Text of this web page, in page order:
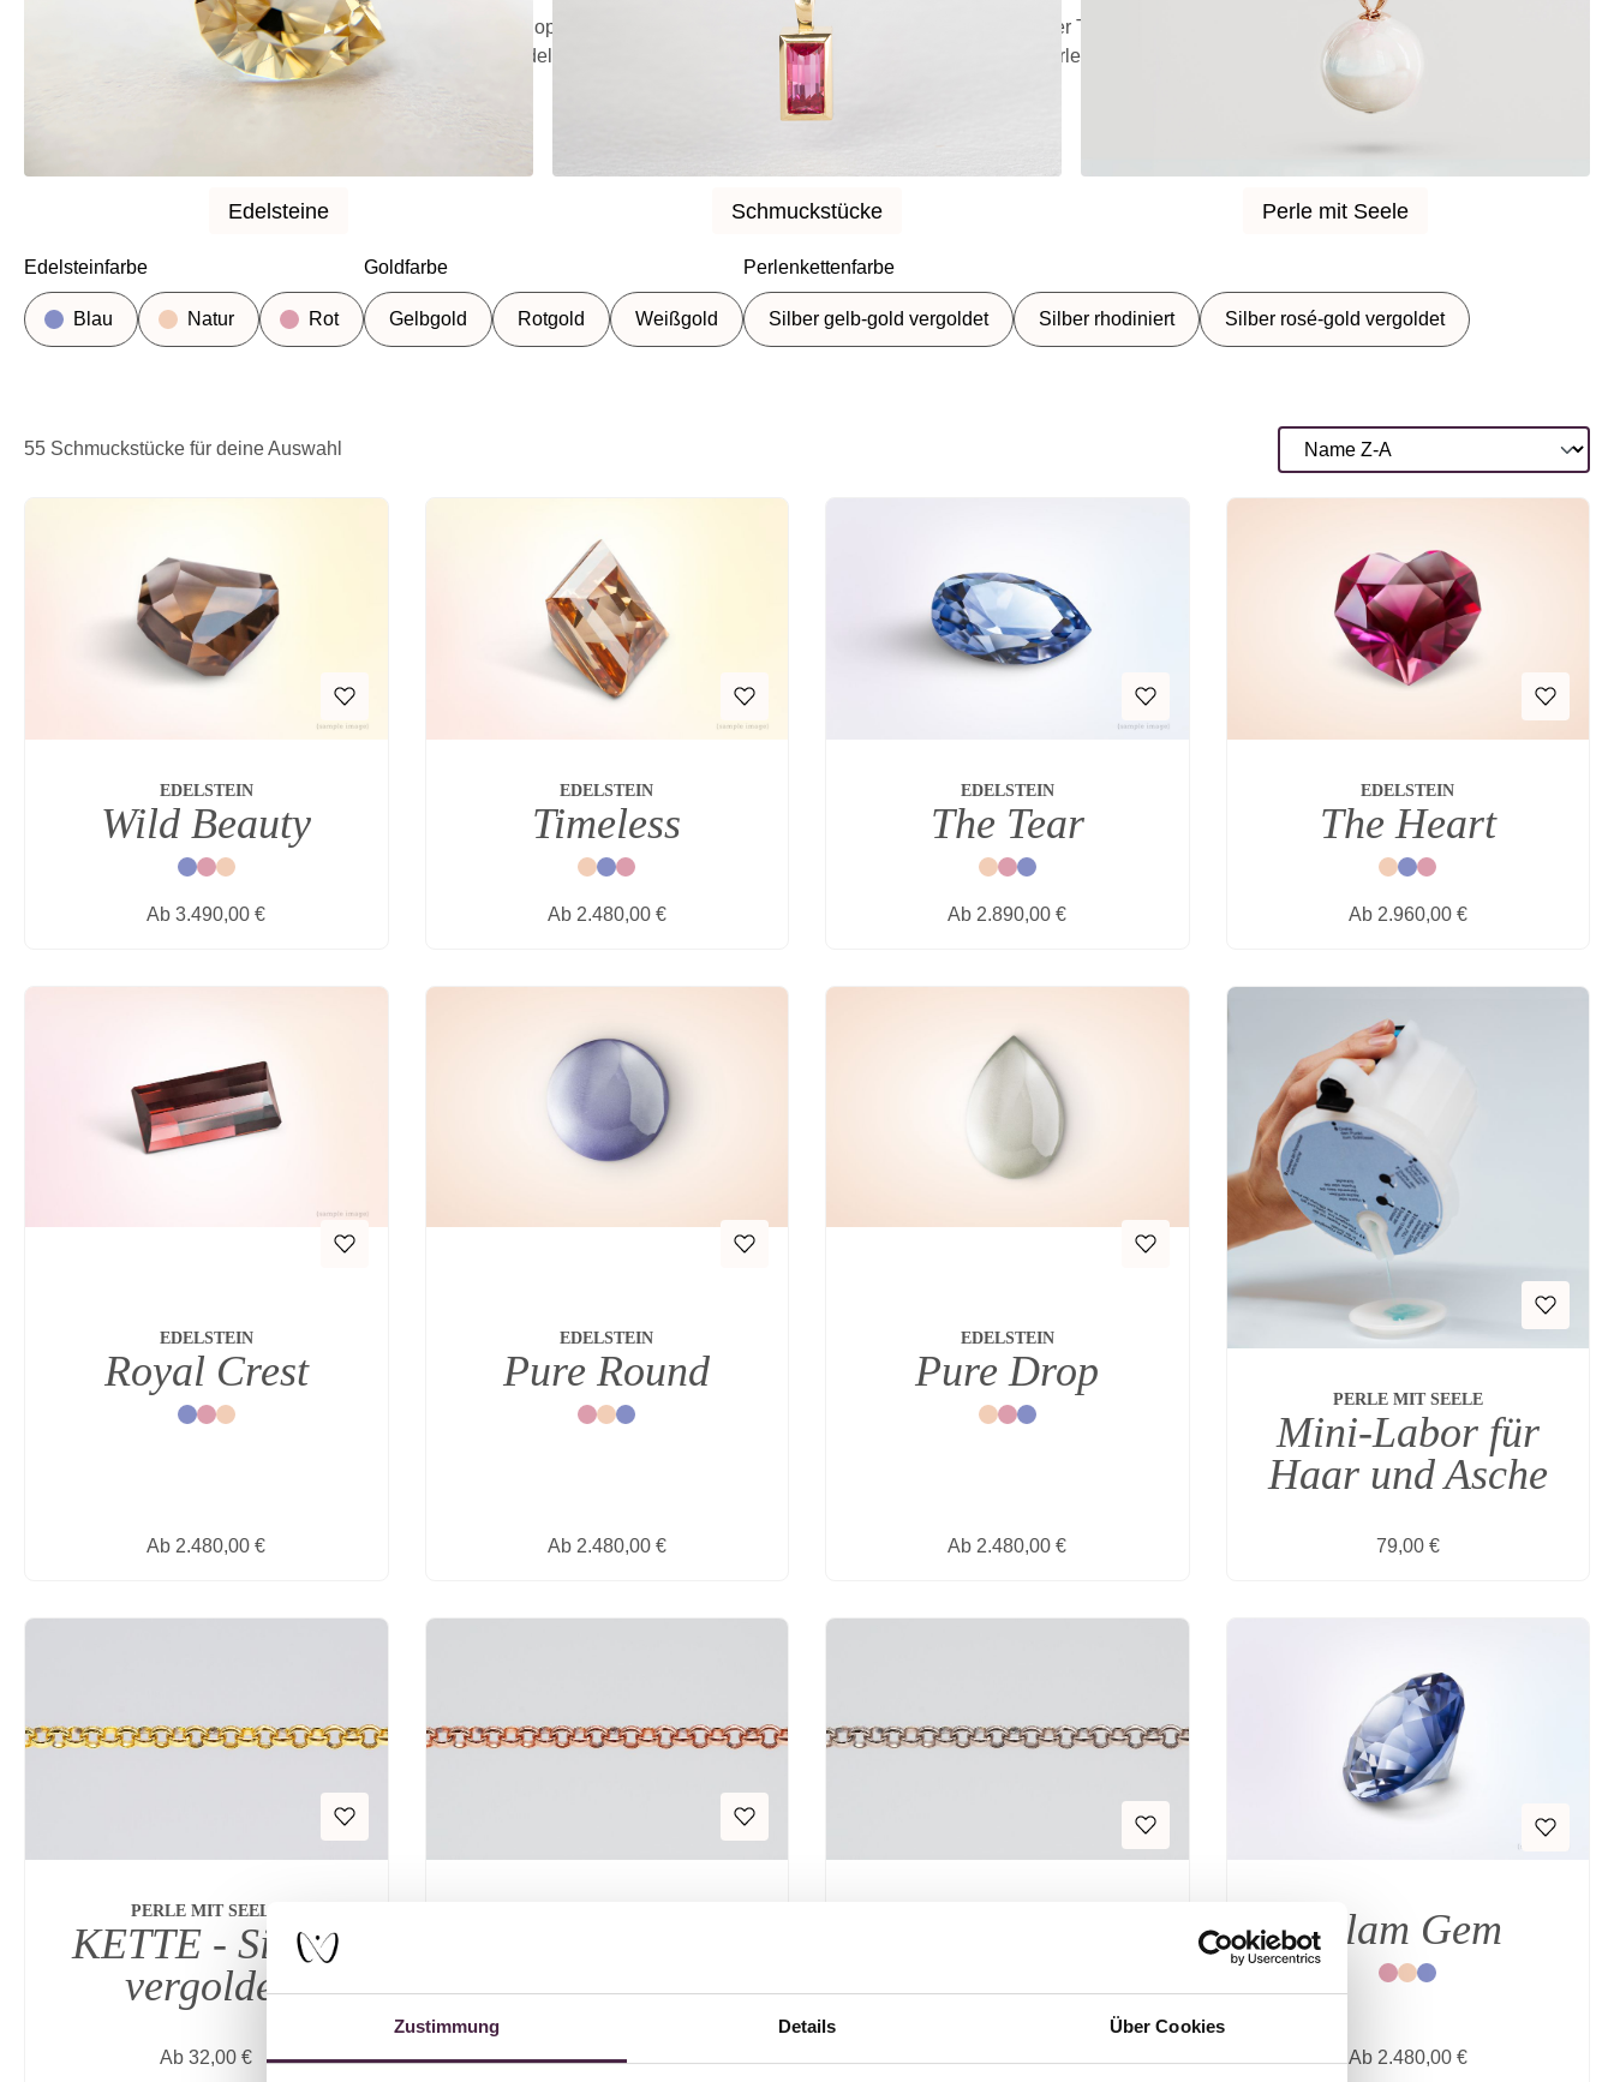
Zustimmung Details Über Cookies
Im offiziellen MEVISTO Online-Shop entsteht aus den Elementen eines geliebten Menschen oder Tieres ein persönliches Andenken.
Dafür gibt es drei Wege: den Edelstein, den Edelstein im Schmuckstück gefasst – oder die Perle mit Seele zum Selbstgestalten.
Darunter findest Du alle Produkte im Überblick:
Edelsteine Schmuckstücke Perle mit Seele
Edelsteinfarbe
Blau Natur Rot
Goldfarbe
Gelbgold Rotgold Weißgold
Perlenkettenfarbe
Silber gelb-gold vergoldet Silber rhodiniert Silber rosé-gold vergoldet
55 Schmuckstücke für deine Auswahl
EDELSTEIN
Wild Beauty
Blau
RotNatur
Regulärer Preis:
Ab3.490,00 €
EDELSTEIN
Timeless
Natur
Blau
Rot
Regulärer Preis:
Ab 2.480,00 €
EDELSTEIN
The Tear
Natur
RotBlau
Regulärer Preis:
Ab 2.890,00 €
EDELSTEIN
The Heart
Natur
Blau
Rot
Regulärer Preis:
Ab 2.960,00 €
EDELSTEIN
Royal Crest
Blau
RotNatur
Regulärer Preis:
Ab 2.480,00 €
EDELSTEIN
Pure Round
RotNatur
Blau
Regulärer Preis:
Ab 2.480,00 €
EDELSTEIN
Pure Drop
Natur
RotBlau
Regulärer Preis:
Ab 2.480,00 €
PERLE MIT SEELE
Mini-Labor für
Haar und Asche
Regulärer Preis:
79,00 €
PERLE MIT SEELE
KETTE - Silber
vergoldet
Regulärer Preis:
Ab32,00 €
rosé vergoldet
Regulärer Preis:
Ab32,00 €
Glam Gem
RotNatur
Blau
Regulärer Preis:
Ab 2.480,00 €